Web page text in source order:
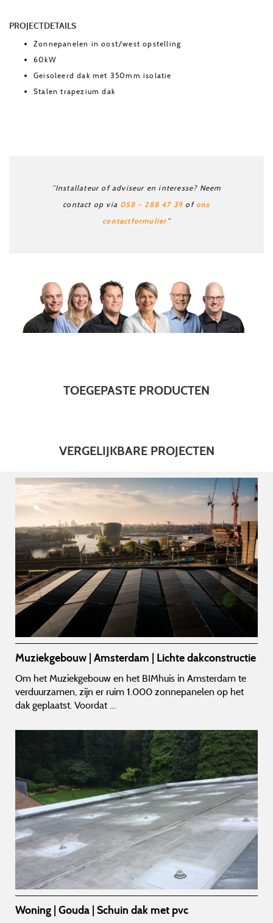
PROJECTDETAILS
Zonnepanelen in oost/west opstelling
60kW
Geisoleerd dak met 350mm isolatie
Stalen trapezium dak
“Installateur of adviseur en interesse? Neem
contact op via 058 – 288 47 39 of ons
contactformulier“
TOEGEPASTE PRODUCTEN
VERGELIJKBARE PROJECTEN
Muziekgebouw | Amsterdam | Lichte dakconstructie
Om het Muziekgebouw en het BIMhuis in Amsterdam te
verduurzamen, zijn er ruim 1.000 zonnepanelen op het
dak geplaatst. Voordat …
Woning | Gouda | Schuin dak met pvc